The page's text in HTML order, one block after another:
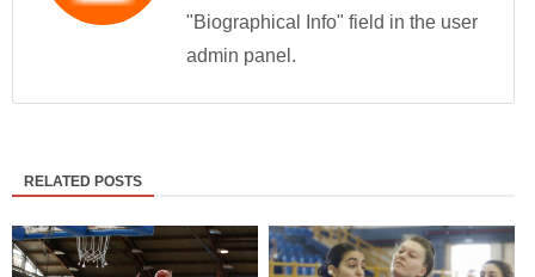
"Biographical Info" field in the user
admin panel.
RELATED POSTS